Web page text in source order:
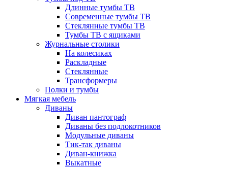
Длинные тумбы ТВ
Современные тумбы ТВ
Стеклянные тумбы ТВ
Тумбы ТВ с ящиками
Журнальные столики
На колесиках
Раскладные
Стеклянные
Трансформеры
Полки и тумбы
Мягкая мебель
Диваны
Диван пантограф
Диваны без подлокотников
Модульные диваны
Тик-так диваны
Диван-книжка
Выкатные